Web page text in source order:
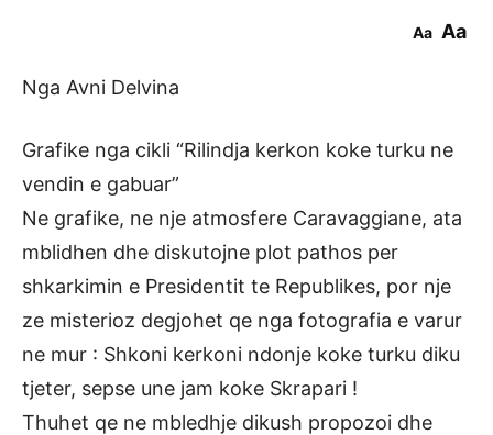
Aa Aa
Nga Avni Delvina
Grafike nga cikli “Rilindja kerkon koke turku ne
vendin e gabuar”
Ne grafike, ne nje atmosfere Caravaggiane, ata
mblidhen dhe diskutojne plot pathos per
shkarkimin e Presidentit te Republikes, por nje
ze misterioz degjohet qe nga fotografia e varur
ne mur : Shkoni kerkoni ndonje koke turku diku
tjeter, sepse une jam koke Skrapari !
Thuhet qe ne mbledhje dikush propozoi dhe